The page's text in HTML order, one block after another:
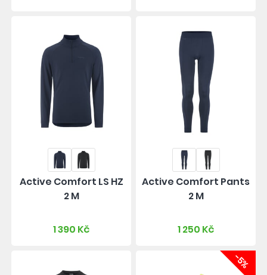
Active Comfort LS HZ
2 M
1 390 Kč
Active Comfort Pants
2 M
1 250 Kč
-5%